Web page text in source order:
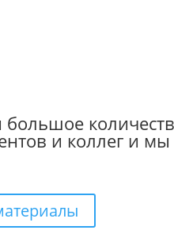
и коллег и мы